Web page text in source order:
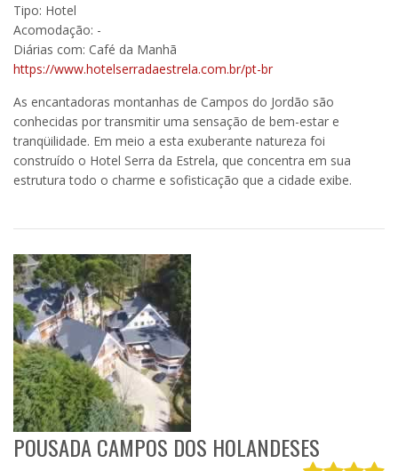
Tipo: Hotel
Acomodação: -
Diárias com: Café da Manhã
https://www.hotelserradaestrela.com.br/pt-br
As encantadoras montanhas de Campos do Jordão são
conhecidas por transmitir uma sensação de bem-estar e
tranqüilidade. Em meio a esta exuberante natureza foi
construído o Hotel Serra da Estrela, que concentra em sua
estrutura todo o charme e sofisticação que a cidade exibe.
POUSADA CAMPOS DOS HOLANDESES